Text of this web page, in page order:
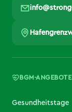
BGM-ANGEBOTE
Gesundheitstage